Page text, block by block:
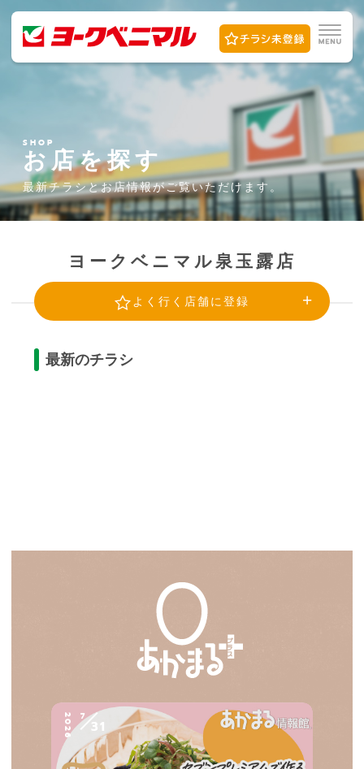
SHOP
お店を探す
最新チラシとお店情報がご覧いただけます。
ヨークベニマル泉玉露店
よく行く店舗に登録
最新のチラシ
2026 7
31